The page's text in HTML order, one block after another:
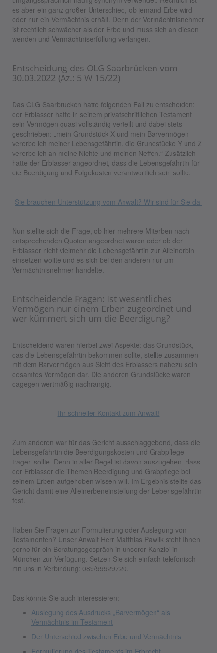
es aber ein ganz großer Unterschied, ob jemand Erbe wird
oder nur ein Vermächtnis erhält. Denn der Vermächtnisnehmer
ist rechtlich schwächer als der Erbe und muss sich an diesen
wenden und Vermächtniserfüllung verlangen.
Entscheidung des OLG Saarbrücken vom
30.03.2022 (Az.: 5 W 15/22)
Das OLG Saarbrücken hatte folgenden Fall zu entscheiden:
der Erblasser hatte in seinem privatschriftlichen Testament
sein Vermögen quasi vollständig verteilt und dabei stets
geschrieben: „mein Grundstück X und mein Barvermögen
vererbe ich meiner Lebensgefährtin, die Grundstücke Y und Z
vererbe ich an meine Nichte und meinen Neffen.“ Zusätzlich
hatte der Erblasser angeordnet, dass die Lebensgefährtin für
die Beerdigung und Folgekosten verantwortlich sein sollte.
Sie brauchen Unterstützung vom Anwalt? Wir sind für Sie da!
Nun stellte sich die Frage, ob hier mehrere Miterben nach
entsprechenden Quoten angeordnet waren oder ob der
Erblasser nicht vielmehr die Lebensgefährtin zur Alleinerbin
einsetzen wollte und es sich bei den anderen nur um
Vermächtnisnehmer handelte.
Entscheidende Fragen: Ist wesentliches
Vermögen nur einem Erben zugeordnet und
wer kümmert sich um die Beerdigung?
Entscheidend waren hierbei zwei Aspekte: das Grundstück,
das die Lebensgefährtin bekommen sollte, stellte zusammen
mit dem Barvermögen aus Sicht des Erblassers nahezu sein
gesamtes Vermögen dar. Die anderen Grundstücke waren
dagegen wertmäßig nachrangig.
Ihr schneller Kontakt zum Anwalt!
Zum anderen war für das Gericht ausschlaggebend, dass die
Lebensgefährtin die Beerdigungskosten und Grabpflege
tragen sollte. Denn in aller Regel ist davon auszugehen, dass
der Erblasser die Themen Beerdigung und Grabpflege bei
seinem Erben aufgehoben wissen will. Im Ergebnis stellte das
Gericht damit eine Alleinerbeneinstellung der Lebensgefährtin
fest.
Haben Sie Fragen zur Formulierung oder Auslegung von
Testamenten? Unser Anwalt Herr Matthias Pawlik steht Ihnen
gerne für ein Beratungsgespräch in unserer Kanzlei in
München zur Verfügung. Setzen Sie sich einfach telefonisch
mit uns in Verbindung: 089/99929720.
Das könnte Sie auch interessieren:
Auslegung des Ausdrucks „Barvermögen“ als
Vermächtnis im Testament
Der Unterschied zwischen Erbe und Vermächtnis
Formulierung des Testaments im Erbrecht